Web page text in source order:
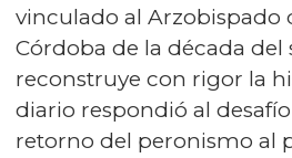
vinculado al Arzobispado
Córdoba de la década del
reconstruye con rigor la
diario respondió al
retorno del peronismo al